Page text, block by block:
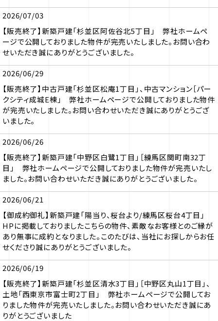
2026/07/03
【販売終了】新築戸建「杉並区阿佐谷北5丁目」 弊社ホームペ
ージで公開しておりました物件が完売いたしました。お問い合わ
せいただき誠にありがとうございました。
2026/06/29
【販売終了】中古戸建「杉並区松庵1丁目」、中古マンション［パー
クシティ成城E棟」 弊社ホームページで公開しておりました物件
が完売いたしました。お問い合わせいただき誠にありがとうござ
いました。
2026/06/26
【販売終了】新築戸建「中野区白鷺1丁目」［練馬区関町南32丁
目」 弊社ホームページで公開しておりました物件が完売いたし
ました。お問い合わせいただき誠にありがとうございました。
2026/06/21
【御成約御礼】新築戸建「陽当り、桜台より/練馬区桜台4丁目」
HPに掲載しておりましたこちらの物件、素敵なお客様とのご縁が
あり無事に成約となりました。このたびは、当社にお探しからお任
せくださり誠にありがとうございました。
2026/06/19
【販売終了】新築戸建「杉並区清水3丁目」［中野区丸山1丁目」、
土地「西東京市富士町2丁目」 弊社ホームページで公開してお
りました物件が完売いたしました。お問い合わせいただき誠にあ
りがとうございました